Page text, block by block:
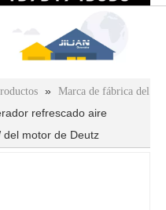
» Marca de fábrica del
refrescado aire
del motor de Deutz